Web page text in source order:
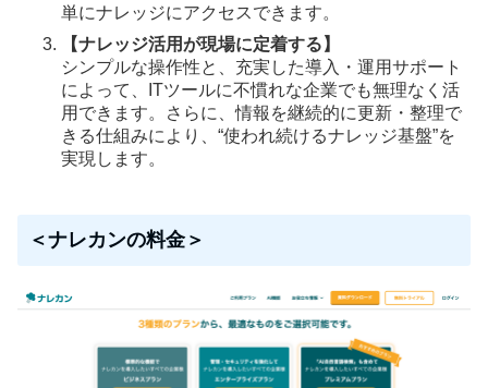
単にナレッジにアクセスできます。
【ナレッジ活用が現場に定着する】
シンプルな操作性と、充実した導入・運用サポート
によって、ITツールに不慣れな企業でも無理なく活
用できます。さらに、情報を継続的に更新・整理で
きる仕組みにより、“使われ続けるナレッジ基盤”を
実現します。
＜ナレカンの料金＞